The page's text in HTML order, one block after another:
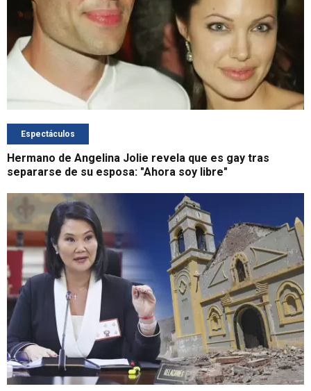
Espectáculos
Hermano de Angelina Jolie revela que es gay tras
separarse de su esposa: "Ahora soy libre"